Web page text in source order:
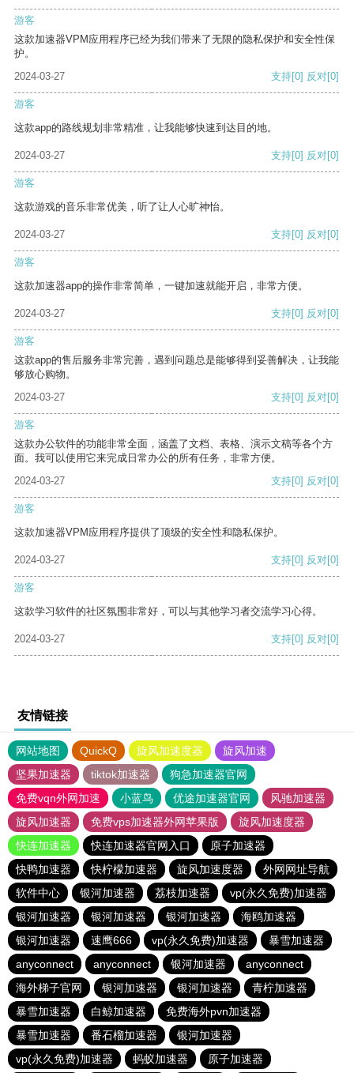
游客
这款加速器VPM应用程序已经为我们带来了无限的隐私保护和安全性保
护。
2024-03-27
支持[0] 反对[0]
游客
这款app的路线规划非常精准，让我能够快速到达目的地。
2024-03-27 支持[0] 反对[0]
游客
这款游戏的音乐非常优美，听了让人心旷神怡。
2024-03-27 支持[0] 反对[0]
游客
这款加速器app的操作非常简单，一键加速就能开启，非常方便。
2024-03-27 支持[0] 反对[0]
游客
这款app的售后服务非常完善，遇到问题总是能够得到妥善解决，让我能
够放心购物。
2024-03-27
支持[0] 反对[0]
游客
这款办公软件的功能非常全面，涵盖了文档、表格、演示文稿等各个方
面。我可以使用它来完成日常办公的所有任务，非常方便。
2024-03-27
支持[0] 反对[0]
游客
这款加速器VPM应用程序提供了顶级的安全性和隐私保护。
2024-03-27 支持[0] 反对[0]
游客
这款学习软件的社区氛围非常好，可以与其他学习者交流学习心得。
2024-03-27 支持[0] 反对[0]
友情链接
网站地图 QuickQ 旋风加速度器
旋风加速
坚果加速器
tiktok加速器
狗急加速器官网
免费vqn外网加速
小蓝鸟 优途加速器官网
风驰加速器
旋风加速器
免费vps加速器外网苹果版
旋风加速度器
快连加速器
快连加速器官网入口
原子加速器
快鸭加速器
快柠檬加速器 旋风加速度器
外网网址导航
软件中心
银河加速器 荔枝加速器
vp(永久免费)加速器
银河加速器
银河加速器 银河加速器
海鸥加速器
银河加速器
速鹰666 vp(永久免费)加速器
暴雪加速器
anyconnect
anyconnect 银河加速器
anyconnect
海外梯子官网
银河加速器 银河加速器
青柠加速器
暴雪加速器
白鲸加速器
免费海外pvn加速器
暴雪加速器
番石榴加速器
银河加速器
vp(永久免费)加速器
蚂蚁加速器 原子加速器